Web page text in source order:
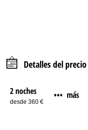
Detalles del precio
2 noches
desde 360 €
••• más